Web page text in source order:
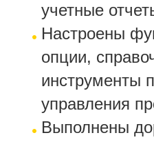
учетные
Настроены
опции,
инструменты
управления
Выполнены